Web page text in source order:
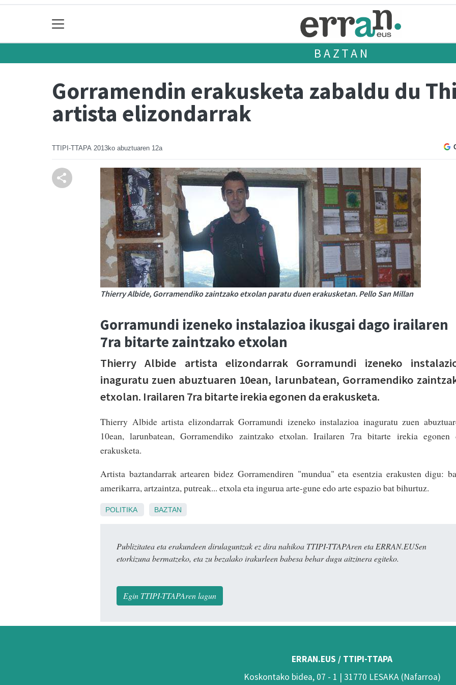
BAZTAN
Gorramendin erakusketa zabaldu du
artista elizondarrak
TTIPI-TTAPA 2013ko abuztuaren 12a
Thierry Albide, Gorramendiko zaintzako etxolan paratu duen erakusketan. Pello San Millan
Gorramundi izeneko instalazioa ikusgai dago irailaren
7ra bitarte zaintzako etxolan
Thierry Albide artista elizondarrak Gorramundi izeneko
inaguratu zuen abuztuaren 10ean, larunbatean, Gorramendiko
etxolan. Irailaren 7ra bitarte irekia egonen da erakusketa.
Thierry Albide artista elizondarrak Gorramundi izeneko instalazioa inaguratu zuen
10ean, larunbatean, Gorramendiko zaintzako etxolan. Irailaren 7ra bitarte irekia egonen
erakusketa.
Artista baztandarrak artearen bidez Gorramendiren "mundua" eta esentzia erakusten digu:
amerikarra, artzaintza, putreak... etxola eta ingurua arte-gune edo arte espazio bat bihurtuz.
POLITIKA BAZTAN
Publizitatea eta erakundeen dirulaguntzak ez dira nahikoa TTIPI-TTAPAren eta ERRAN.EUSen
etorkizuna bermatzeko, eta zu bezalako irakurleen babesa behar dugu aitzinera egiteko.
Egin TTIPI-TTAPAren lagun
ERRAN.EUS / TTIPI-TTAPA
Koskontako bidea, 07 - 1 | 31770 LESAKA (Nafarroa)